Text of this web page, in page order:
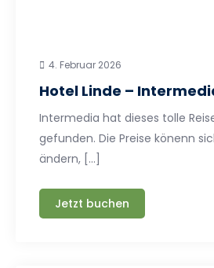
4. Februar 2026
Hotel Linde –
Intermedia hat dieses tolle
gefunden. Die Preise könenn
ändern, […]
Jetzt buchen